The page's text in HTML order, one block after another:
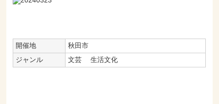
開催地
秋田市
ジャンル
文芸 生活文化